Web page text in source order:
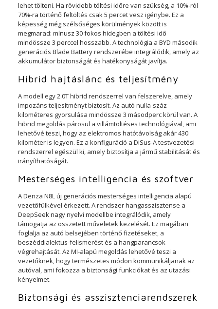
lehet tölteni. Ha rövidebb töltési időre van szükség, a 10%-ról
70%-ra történő feltöltés csak 5 percet vesz igénybe. Ez a
képesség még szélsőséges körülmények között is
megmarad: mínusz 30 fokos hidegben a töltési idő
mindössze 3 perccel hosszabb. A technológia a BYD második
generációs Blade Battery rendszerébe integrálódik, amely az
akkumulátor biztonságát és hatékonyságát javítja.
Hibrid hajtáslánc és teljesítmény
A modell egy 2.0T hibrid rendszerrel van felszerelve, amely
impozáns teljesítményt biztosít. Az autó nulla-száz
kilométeres gyorsulása mindössze 3 másodperc körül van. A
hibrid megoldás párosul a villámtöltéses technológiával, ami
lehetővé teszi, hogy az elektromos hatótávolság akár 430
kilométer is legyen. Ez a konfiguráció a DiSus-A testvezetési
rendszerrel egészül ki, amely biztosítja a jármű stabilitását és
irányíthatóságát.
Mesterséges intelligencia és szoftver
A Denza N8L új generációs mesterséges intelligencia alapú
vezetőfülkével érkezett. A rendszer hangasszisztense a
DeepSeek nagy nyelvi modellbe integrálódik, amely
támogatja az összetett műveletek kezelését. Ez magában
foglalja az autó belsejében történő fizetéseket, a
beszéddialektus-felismerést és a hangparancsok
végrehajtását. Az MI-alapú megoldás lehetővé teszi a
vezetőknek, hogy természetes módon kommunikáljanak az
autóval, ami fokozza a biztonsági funkciókat és az utazási
kényelmet.
Biztonsági és asszisztenciarendszerek